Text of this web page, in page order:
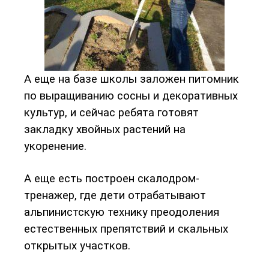
А еще на базе школы заложен питомник
по выращиванию сосны и декоративных
культур, и сейчас ребята готовят
закладку хвойных растений на
укоренение.
А еще есть построен скалодром-
тренажер, где дети отрабатывают
альпинистскую технику преодоления
естественных препятствий и скальных
открытых участков.